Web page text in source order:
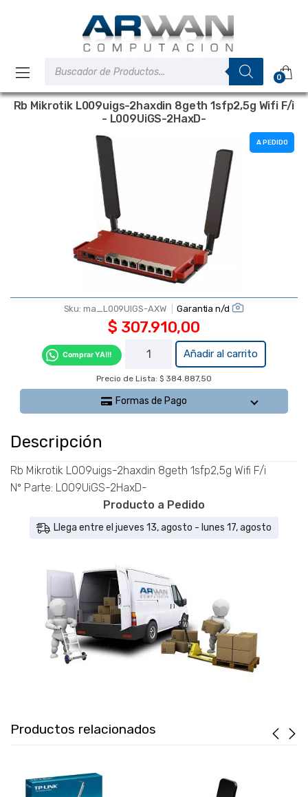
0
Rb Mikrotik L009uigs-2haxdin 8geth 1sfp2,5g Wifi F/i
- L009UiGS-2HaxD-
A PEDIDO
Sku:ma_L009UIGS-AXW Garantia n/d
$ 307.910,00
Comprar YA!!!
Rb Mikrotik
L009uigs-
2haxdin
8geth
1sfp2,5g
2HaxD-
cantidad
Añadir al carrito
Precio de Lista: $ 384.887,50
Formas de Pago
Descripción
Rb Mikrotik L009uigs-2haxdin 8geth 1sfp2,5g Wifi F/i
Nº Parte: L009UiGS-2HaxD-
Producto a Pedido
Llega entre el jueves 13, agosto - lunes 17, agosto
Productos relacionados